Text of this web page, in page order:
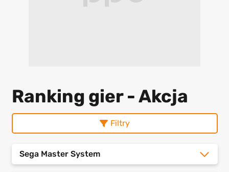
Ranking gier - Akcja
Filtry
Sega Master System